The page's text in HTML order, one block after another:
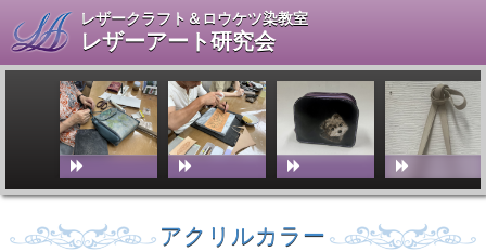
レザークラフト＆ロウケツ染教室
レザーアート研究会
アクリルカラー